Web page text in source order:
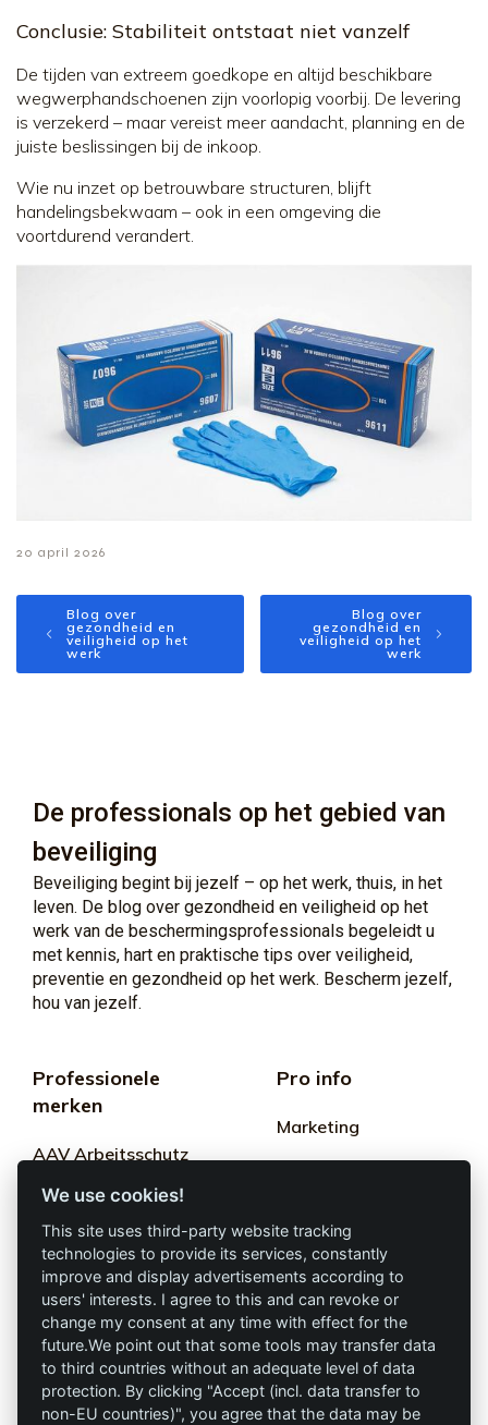
Conclusie: Stabiliteit ontstaat niet vanzelf
De tijden van extreem goedkope en altijd beschikbare
wegwerphandschoenen zijn voorlopig voorbij. De levering
is verzekerd – maar vereist meer aandacht, planning en de
juiste beslissingen bij de inkoop.
Wie nu inzet op betrouwbare structuren, blijft
handelingsbekwaam – ook in een omgeving die
voortdurend verandert.
20 april 2026
Blog over
gezondheid en
veiligheid op het
werk
Blog over
gezondheid en
veiligheid op het
werk
De professionals op het gebied van
beveiliging
Beveiliging begint bij jezelf – op het werk, thuis, in het
leven. De blog over gezondheid en veiligheid op het
werk van de beschermingsprofessionals begeleidt u
met kennis, hart en praktische tips over veiligheid,
preventie en gezondheid op het werk. Bescherm jezelf,
hou van jezelf.
Professionele
merken
AAV Arbeitsschutz
Allprotec® Werk
gewoon veilig
Omniprotect – Online
winkel
Pro info
Marketing
Privacy
Afdruk
Contact
We use cookies!
This site uses third-party website tracking
technologies to provide its services, constantly
improve and display advertisements according to
users' interests. I agree to this and can revoke or
change my consent at any time with effect for the
future.We point out that some tools may transfer data
to third countries without an adequate level of data
protection. By clicking "Accept (incl. data transfer to
non-EU countries)", you agree that the data may be